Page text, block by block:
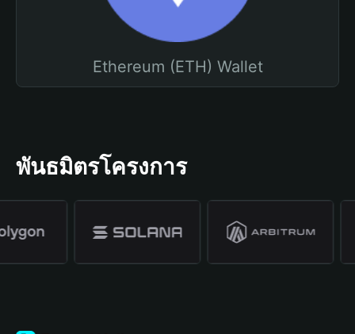
Ethereum (ETH) Wallet
พันธมิตรโครงการ